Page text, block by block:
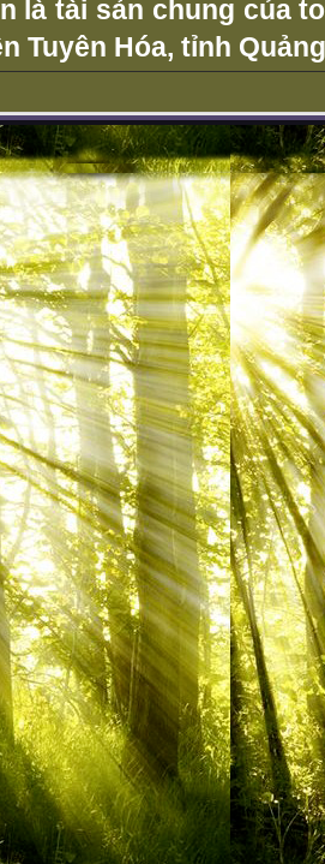
là tài sản chung của
Tuyên Hóa, tỉnh